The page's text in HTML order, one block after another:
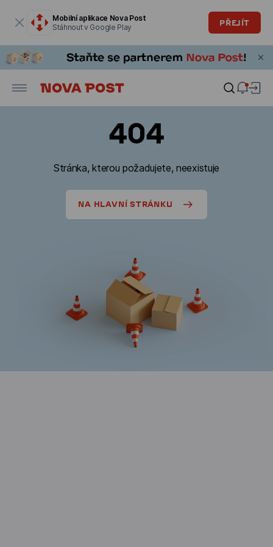
Mobilní aplikace Nova Post
Stáhnout v Google Play
PŘEJÍT
404
Stránka, kterou požadujete, neexistuje
NA HLAVNÍ STRÁNKU